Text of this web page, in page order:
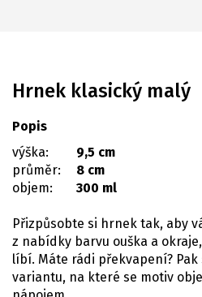
Hrnek klasický malý
Popis
výška:
9,5 cm
průměr:
8 cm
objem:
300 ml
Přizpůsobte si hrnek tak, aby
z nabídky barvu ouška a
líbí. Máte rádi překvapení?
variantu, na které se motiv